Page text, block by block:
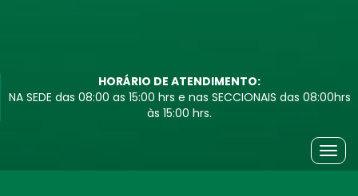
HORÁRIO DE ATENDIMENTO:
NA SEDE das 08:00 as 15:00 hrs e nas SECCIONAIS das 08:00hrs
às 15:00 hrs.